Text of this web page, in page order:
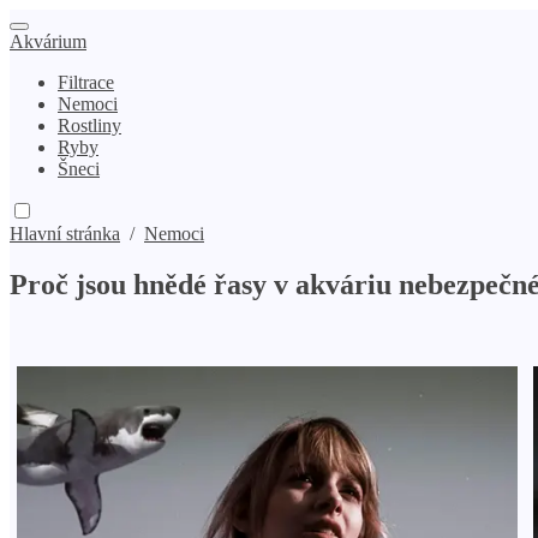
Akvárium
Filtrace
Nemoci
Rostliny
Ryby
Šneci
Hlavní stránka / Nemoci
Proč jsou hnědé řasy v akváriu